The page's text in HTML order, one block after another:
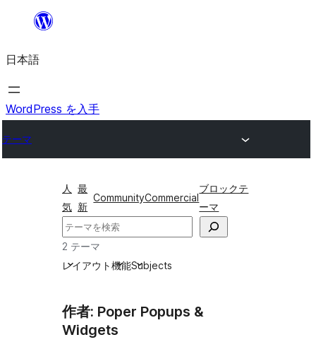
を
ス
キ
プ
日本語
WordPress を入手
テーマ
人
気
最
新
CommunityCommercial
ブロックテ
ーマ
検
索
2 テーマ
レイアウト機能Subjects
作者: Poper Popups &
Widgets